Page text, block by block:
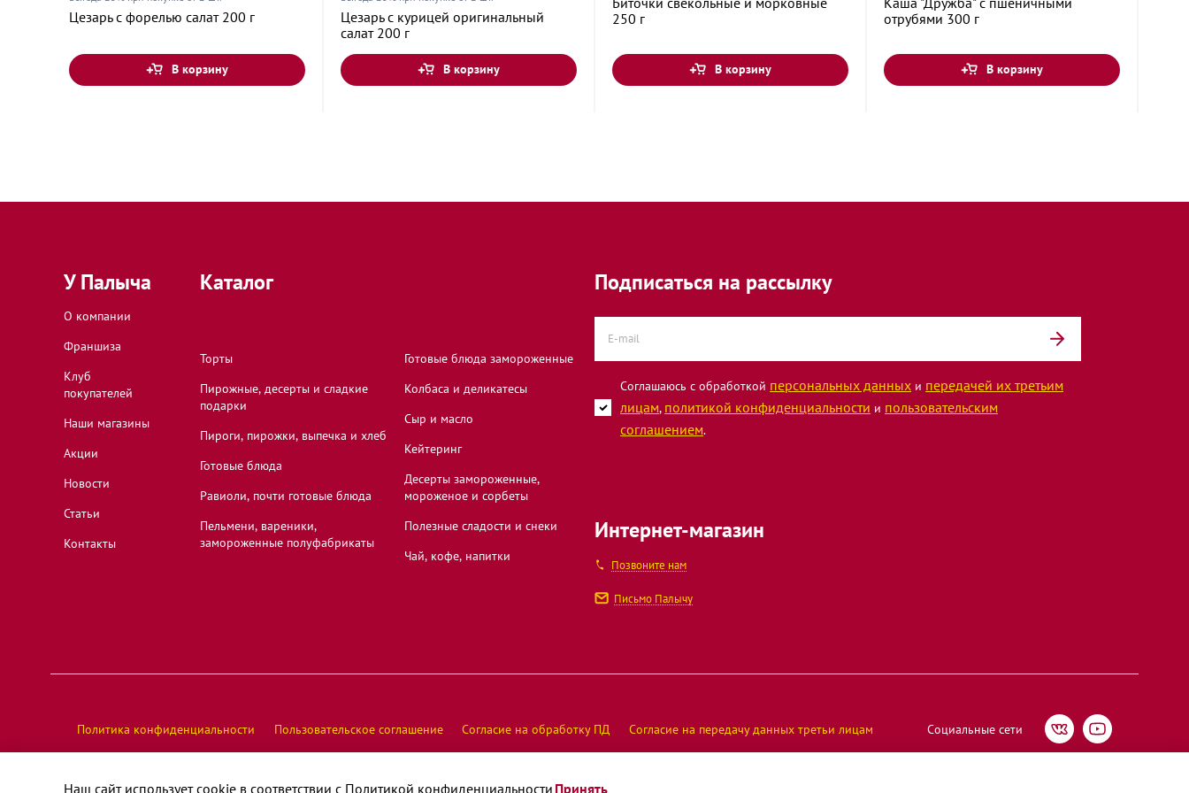
Тула, Тульская область, проспект Ленина, 123
Цезарь с форелью салат 200 г
В корзину
Цезарь с курицей оригинальный
салат 200 г
В корзину
250 г
В корзину
отрубями 300 г
В корзину
У Палыча
О компании
Франшиза
Клуб
покупателей
Наши магазины
Акции
Новости
Статьи
Контакты
Каталог
Торты
Пирожные, десерты и сладкие
подарки
Пироги, пирожки, выпечка и хлеб
Готовые блюда
Равиоли, почти готовые блюда
Пельмени, вареники,
замороженные полуфабрикаты
Готовые блюда замороженные
Колбаса и деликатесы
Сыр и масло
Кейтеринг
Десерты замороженные,
мороженое и сорбеты
Полезные сладости и снеки
Чай, кофе, напитки
Подписаться на рассылку
Соглашаюсь с обработкой персональных данных и передачей их третьим
лицам, политикой конфиденциальности и пользовательским
соглашением.
Интернет-магазин
Позвоните нам
Письмо Палычу
Политика конфиденциальности Пользовательское соглашение Согласие на обработку ПД Согласие на передачу данных третьи лицам Социальные сети
Оператор интернет-магазина ООО "Мегафуд", ИНН 5005065515 | ОГРН 1185022003396
Наш сайт использует cookie в соответствии с Политикой конфиденциальности Принять